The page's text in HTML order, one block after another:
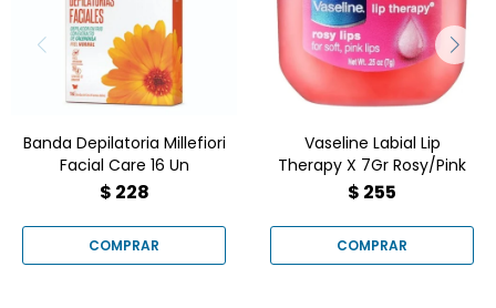
Facial Care 16 Un
Banda Depilatoria Millefiori
Facial Care 16 Un
$ 228
X 7Gr Rosy/Pink
Vaseline Labial Lip
Therapy X 7Gr Rosy/Pink
$ 255